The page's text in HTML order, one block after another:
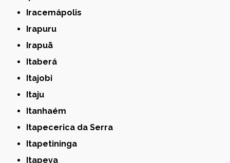
Iracemápolis
Irapuru
Irapuã
Itaberá
Itajobi
Itaju
Itanhaém
Itapecerica da Serra
Itapetininga
Itapeva